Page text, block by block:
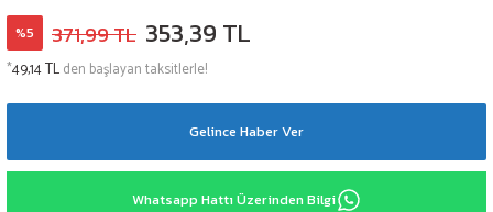
%5 371,99 TL 353,39 TL
*49,14 TLden başlayan taksitlerle!
Gelince Haber Ver
Whatsapp Hattı Üzerinden Bilgi